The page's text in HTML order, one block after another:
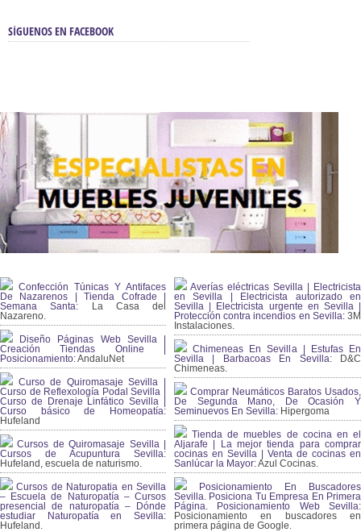
SÍGUENOS EN FACEBOOK
Confección Túnicas Y Antifaces
De Nazarenos | Tienda Cofrade |
Semana Santa: La Casa del
Nazareno.
Diseño Páginas Web Sevilla |
Creación Tiendas Online |
Posicionamiento:AndaluNet
Curso de Quiromasaje Sevilla |
Curso de Reflexología Podal Sevilla |
Curso de Drenaje Linfático Sevilla |
Curso básico de Homeopatía:
Hufeland
Cursos de Quiromasaje Sevilla |
Cursos de Acupuntura Sevilla:
Hufeland, escuela de naturismo.
Cursos de Naturopatia en Sevilla
– Escuela de Naturopatía – Cursos
presencial de naturopatía – Dónde
estudiar Naturopatía en Sevilla:
Hufeland.
Averías eléctricas Sevilla | Electricista
en Sevilla | Electricista autorizado en
Sevilla | Electricista urgente en Sevilla |
Protección contra incendios en Sevilla:3M
Instalaciones.
Chimeneas En Sevilla | Estufas En
Sevilla | Barbacoas En Sevilla:D&C
Chimeneas.
Comprar Neumáticos Baratos Usados,
De Segunda Mano, De Ocasión Y
Seminuevos En Sevilla: Hipergoma
Tienda de muebles de cocina en el
Aljarafe | La mejor tienda para comprar
cocinas en Sevilla | Venta de cocinas en
Sanlúcar la Mayor:Azul Cocinas.
Posicionamiento En Buscadores
Sevilla. Posiciona Tu Empresa En Primera
Página. Posicionamiento Web Sevilla:
Posicionamiento en buscadores en
primera página de Google.